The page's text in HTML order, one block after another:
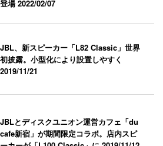
登場2022/02/07
JBL、新スピーカー「L82 Classic」世界
初披露。小型化により設置しやすく
2019/11/21
JBLとディスクユニオン運営カフェ「du
cafe新宿」が期間限定コラボ。店内スピ